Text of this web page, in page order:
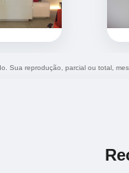
Sua reprodução, parcial ou total,